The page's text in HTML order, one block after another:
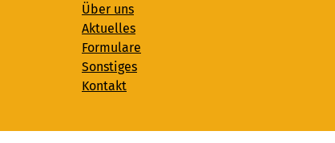
Über uns
Aktuelles
Formulare
Sonstiges
Kontakt